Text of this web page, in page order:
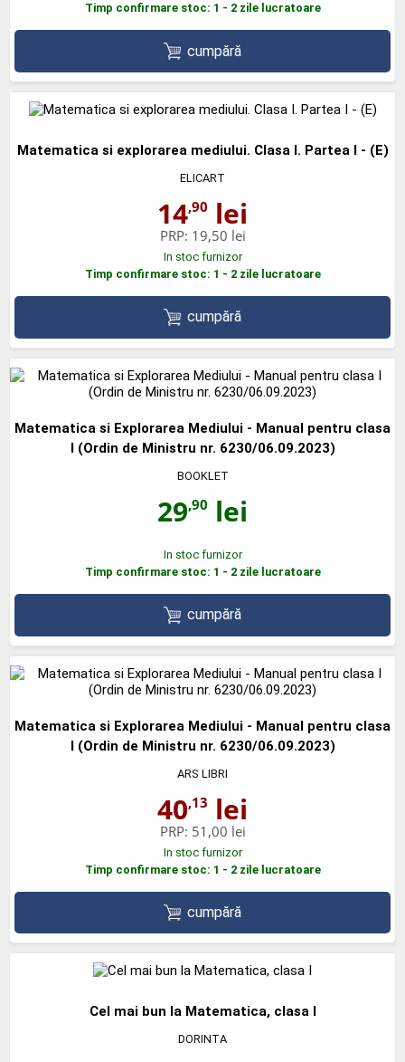
Timp confirmare stoc: 1 - 2 zile lucratoare
cumpără
Matematica si explorarea mediului. Clasa I. Partea I - (E)
ELICART
14,90 lei
PRP: 19,50 lei
In stoc furnizor
Timp confirmare stoc: 1 - 2 zile lucratoare
cumpără
Matematica si Explorarea Mediului - Manual pentru clasa
I (Ordin de Ministru nr. 6230/06.09.2023)
BOOKLET
29,90 lei
In stoc furnizor
Timp confirmare stoc: 1 - 2 zile lucratoare
cumpără
Matematica si Explorarea Mediului - Manual pentru clasa
I (Ordin de Ministru nr. 6230/06.09.2023)
ARS LIBRI
40,13 lei
PRP: 51,00 lei
In stoc furnizor
Timp confirmare stoc: 1 - 2 zile lucratoare
cumpără
Cel mai bun la Matematica, clasa I
DORINTA